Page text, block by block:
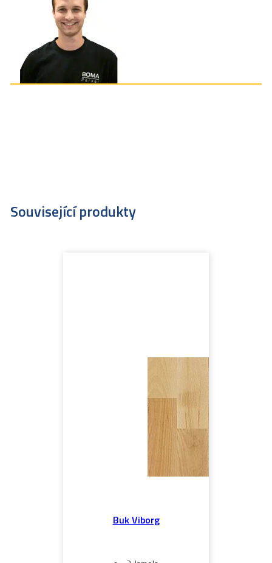
Související produkty
Buk Viborg